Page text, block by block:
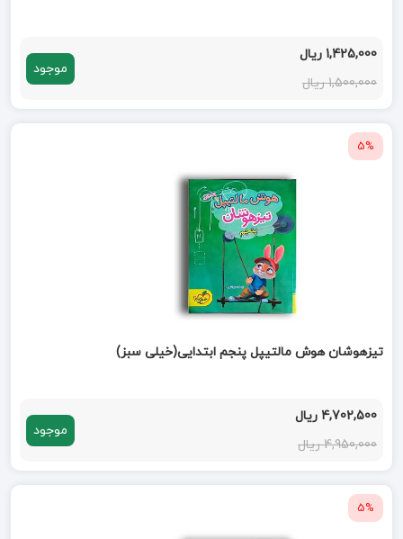
1,425,000 ریال
1,500,000 ریال
موجود
5%
تیزهوشان هوش مالتیپل پنجم ابتدایی(خیلی سبز)
4,702,500 ریال
4,950,000 ریال
موجود
5%